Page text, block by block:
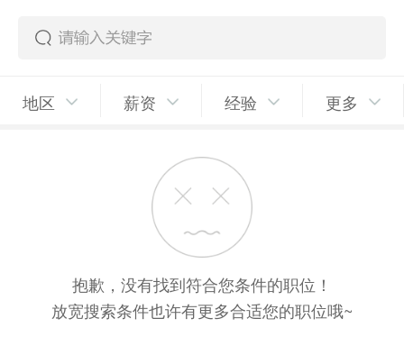
地区 薪资 经验 更多
抱歉，没有找到符合您条件的职位！
放宽搜索条件也许有更多合适您的职位哦~